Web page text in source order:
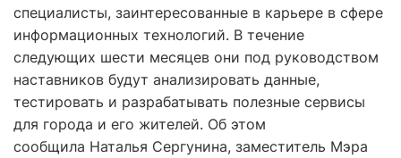
специалисты, заинтересованные в карьере в сфере
информационных технологий. В течение
следующих шести месяцев они под руководством
наставников будут анализировать данные,
тестировать и разрабатывать полезные сервисы
для города и его жителей. Об этом
сообщила Наталья Сергунина, заместитель Мэра